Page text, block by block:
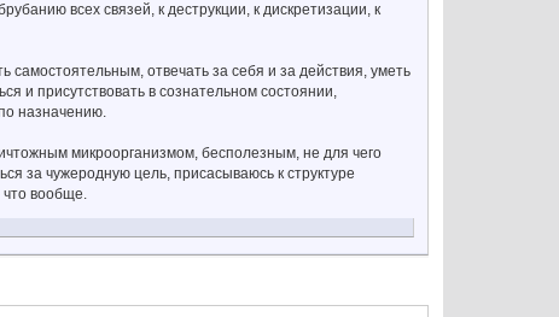
всех связей, к деструкции, к дискретизации, к
отвечать за себя и за действия, уметь
и присутствовать в сознательном состоянии,
назначению.
микроорганизмом, бесполезным, не для чего
за чужеродную цель, присасываюсь к структуре
что вообще.